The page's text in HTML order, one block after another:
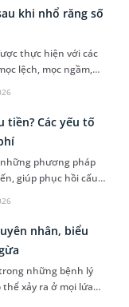
lưỡi để có được sự
sau sẽ cùng cha mẹ
thông tin liên quan
trẻ sớm có được
khi nhổ răng số
thực hiện với các
lệch, mọc ngầm,
cạnh lợi ích loại bỏ
bệnh cũng cần hiểu
khi nhổ răng số 8 để
quả. Bài viết dưới
về những biến chứng
bảo vệ tốt sức khỏe
tiền? Các yếu tố
phương pháp
giúp phục hồi cấu
cải thiện chức năng
Tuy nhiên, vấn đề
là mối bận tâm
trước khi bước vào
nhân, biểu
những bệnh lý
xảy ra ở mọi lứa
bắt đầu với những